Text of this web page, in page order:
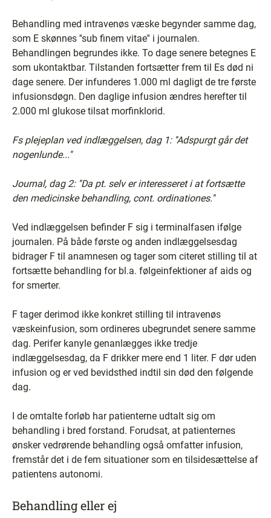
Behandling med intravenøs væske begynder samme dag,
som E skønnes ''sub finem vitae'' i journalen.
Behandlingen begrundes ikke. To dage senere betegnes E
som ukontaktbar. Tilstanden fortsætter frem til Es død ni
dage senere. Der infunderes 1.000 ml dagligt de tre første
infusionsdøgn. Den daglige infusion ændres herefter til
2.000 ml glukose tilsat morfinklorid.
Fs plejeplan ved indlæggelsen, dag 1: ''Adspurgt går det
nogenlunde...''
Journal, dag 2: ''Da pt. selv er interesseret i at fortsætte
den medicinske behandling, cont. ordinationes.''
Ved indlæggelsen befinder F sig i terminalfasen ifølge
journalen. På både første og anden indlæggelsesdag
bidrager F til anamnesen og tager som citeret stilling til at
fortsætte behandling for bl.a. følgeinfektioner af aids og
for smerter.
F tager derimod ikke konkret stilling til intravenøs
væskeinfusion, som ordineres ubegrundet senere samme
dag. Perifer kanyle genanlægges ikke tredje
indlæggelsesdag, da F drikker mere end 1 liter. F dør uden
infusion og er ved bevidsthed indtil sin død den følgende
dag.
I de omtalte forløb har patienterne udtalt sig om
behandling i bred forstand. Forudsat, at patienternes
ønsker vedrørende behandling også omfatter infusion,
fremstår det i de fem situationer som en tilsidesættelse af
patientens autonomi.
Behandling eller ej